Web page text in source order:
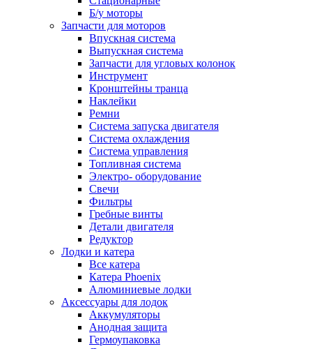
Б/у моторы
Запчасти для моторов
Впускная система
Выпускная система
Запчасти для угловых колонок
Инструмент
Кронштейны транца
Наклейки
Ремни
Система запуска двигателя
Система охлаждения
Система управления
Топливная система
Электро- оборудование
Свечи
Фильтры
Гребные винты
Детали двигателя
Редуктор
Лодки и катера
Все катера
Катера Phoenix
Алюминиевые лодки
Аксессуары для лодок
Аккумуляторы
Анодная защита
Гермоупаковка